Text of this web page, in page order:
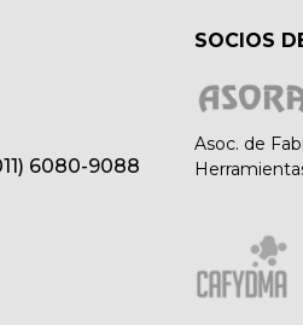
6080-9088
SOCIOS
Asoc. de